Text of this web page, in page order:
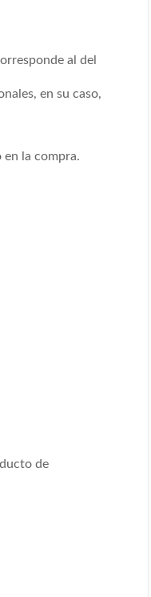
al del
en su caso,
en la compra.
de